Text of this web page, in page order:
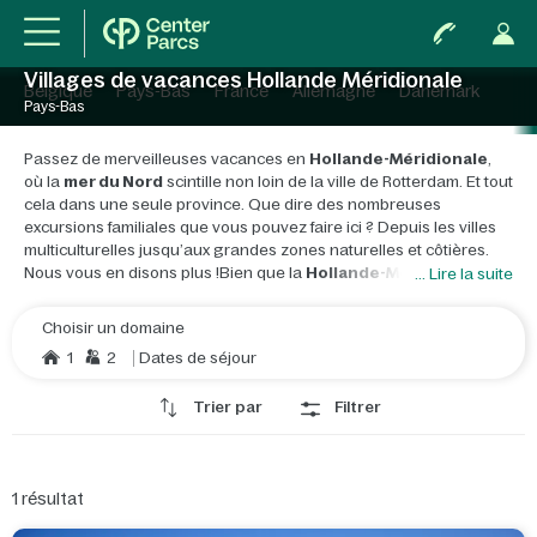
Belgique Pays-Bas France Allemagne Danemark
Villages de vacances Hollande Méridionale
Pays-Bas
Passez de merveilleuses vacances en Hollande-Méridionale,
où la mer du Nord scintille non loin de la ville de Rotterdam. Et tout
cela dans une seule province. Que dire des nombreuses
excursions familiales que vous pouvez faire ici ? Depuis les villes
multiculturelles jusqu’aux grandes zones naturelles et côtières.
Nous vous en disons plus !Bien que la Hollande-Méridionale
préservée
. Dans le Cœur vert, le
Noordwijk à Ouddorp. Sur cette côte, vous trouverez d'
Kijkduin et Katwijk aan zee. Si vous entrez plus à l'intérieur des
en architecture, en ponts, en galeries d'art, en magasins et
... Lire la suite
Choisir un domaine
1
2 Dates de séjour
Trier par Filtrer
1 résultat